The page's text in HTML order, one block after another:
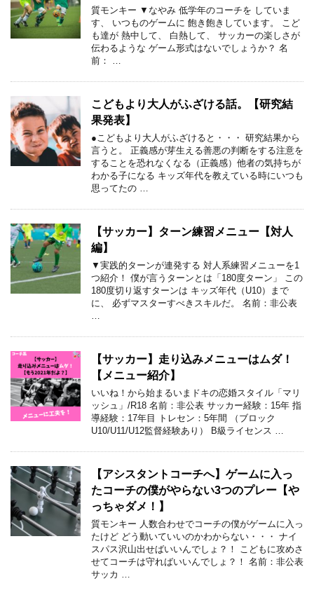
質モンキー ▼なやみ 低学年のコーチを していま
す、 いつものゲームに 飽き飽きしています。 こど
も達が 熱中して、 白熱して、 サッカーの楽しさが
伝わるような ゲーム形式はないでしょうか？ 名
前： …
こどもより大人がふざける話。【研究結
果発表】
●こどもより大人がふざけると・・・ 研究結果から
言うと。 正義感が芽生える善悪の判断をする注意を
することを恐れなくなる（正義感）他者の気持ちが
わかる子になる キッズ年代を教えている時にいつも
思ってたの …
【サッカー】ターン練習メニュー【対人
編】
▼実践的ターンが連発する 対人系練習メニューを1
つ紹介！ 僕が言うターンとは「180度ターン」 この
180度切り返すターンは キッズ年代（U10）まで
に、 必ずマスターすべきスキルだ。 名前：非公表
…
【サッカー】走り込みメニューはムダ！
【メニュー紹介】
いいね！から始まるいまドキの恋婚スタイル「マリ
ッシュ」/R18 名前：非公表 サッカー経験：15年 指
導経験：17年目 トレセン：5年間 （ブロック
U10/U11/U12監督経験あり） B級ライセンス …
【アシスタントコーチへ】ゲームに入っ
たコーチの僕がやらない3つのプレー【や
っちゃダメ！】
質モンキー 人数合わせでコーチの僕がゲームに入っ
たけど どう動いていいのかわからない・・・ ナイ
スパス沢山出せばいいんでしょ？！ こどもに攻めさ
せてコーチは守ればいいんでしょ？！ 名前：非公表
サッカ …